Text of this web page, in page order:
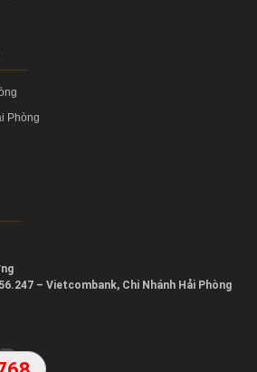
Phòng
– Vietcombank, Chi Nhánh Hải Phòng